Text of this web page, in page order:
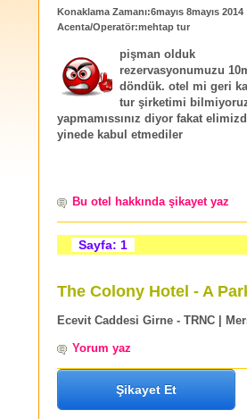
Konaklama Zamanı:6mayıs 8mayıs 2014
Acenta/Operatör:mehtap tur
pişman olduk
rezervasyonumuzu
döndük. otel mi geri
tur şirketimi
yapmamıssınız diyor fakat
yinede kabul etmediler
Bu otel hakkında şikayet yaz
Sayfa: 1
The Colony Hotel - A
Ecevit Caddesi Girne - TRNC |
Yorum yaz
Şikayet Et